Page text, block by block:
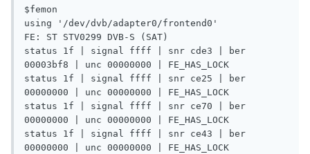
$femon
using '/dev/dvb/adapter0/frontend0'
FE: ST STV0299 DVB-S (SAT)
status 1f | signal ffff | snr cde3 | ber
00003bf8 | unc 00000000 | FE_HAS_LOCK
status 1f | signal ffff | snr ce25 | ber
00000000 | unc 00000000 | FE_HAS_LOCK
status 1f | signal ffff | snr ce70 | ber
00000000 | unc 00000000 | FE_HAS_LOCK
status 1f | signal ffff | snr ce43 | ber
00000000 | unc 00000000 | FE_HAS_LOCK